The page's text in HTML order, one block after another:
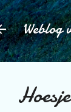
Weblog